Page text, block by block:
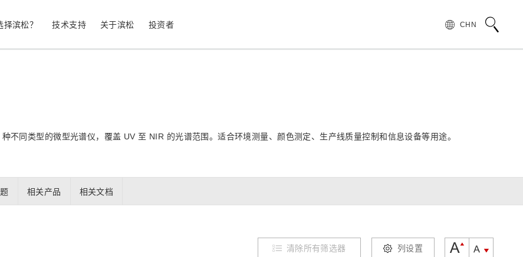
择滨松？ 技术支持 关于滨松 投资者 CHN
图像传感器
科学研究
产品的注意事项和要求
发展历程
不同类型的微型光谱仪，覆盖 UV 至 NIR 的光谱范围。适合环境测量、颜色测定、生产线质量控制和信息设备等用途。
相关产品 相关文档
清除所有筛选器 列设置